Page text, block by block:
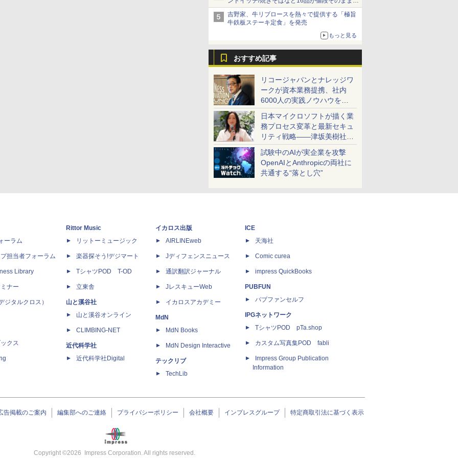
ボリュームアップ
吉野家、牛リブロースを熱々で提供する「極旨
牛鉄板ステーキ定食」を発売
もっと見る
おすすめ記事
リコージャパンとナレッジワ
ークが資本業務提携、社内
6000人の実践ノウハウを生
かした「AI商談記録 for
RICOH」を展開へ
日本マイクロソフトが描く業
務プロセス変革と最新セキュ
リティ戦略――津坂美樹社長
が2027年度戦略を説明
試験中のAIが実企業を攻撃
OpenAIとAnthropicの両社に
共通する“落とし穴”
ーラム
担当者フォーラム
Library
ナー
ジタルクロス）
クス
Rittor Music
リットーミュージック
楽器探そう!デジマート
TシャツPOD T-OD
立東舎
山と溪谷社
山と溪谷オンライン
CLIMBING-NET
近代科学社
近代科学社Digital
イカロス出版
AIRLINEweb
Jディフェンスニュース
通訳翻訳ジャーナル
JレスキューWeb
イカロスアカデミー
MdN
MdN Books
MdN Design Interactive
テックリブ
TechLib
ICE
天海社
Comic curea
impress QuickBooks
PUBFUN
パブファンセルフ
IPGネットワーク
TシャツPOD pTa.shop
カスタム写真集POD fabli
Impress Group Publication
Information
告掲載のご案内 編集部へのご連絡 プライバシーポリシー 会社概要 インプレスグループ 特定商取引法に基づく表示
Copyright ©2026 Impress Corporation. All rights reserved.